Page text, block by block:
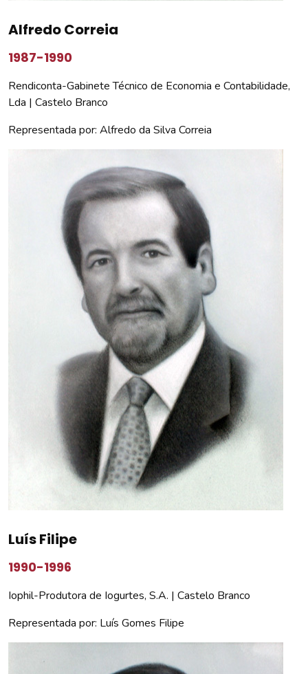
Alfredo Correia
1987-1990
Rendiconta-Gabinete Técnico de Economia e Contabilidade,
Lda | Castelo Branco
Representada por: Alfredo da Silva Correia
Luís Filipe
1990-1996
Iophil-Produtora de Iogurtes, S.A. | Castelo Branco
Representada por: Luís Gomes Filipe